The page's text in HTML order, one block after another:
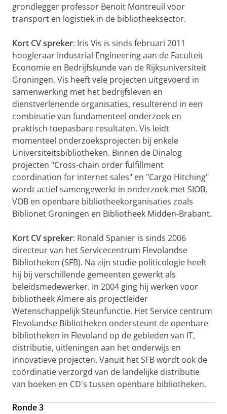
grondlegger professor Benoit Montreuil voor
transport en logistiek in de bibliotheeksector.
Kort CV spreker: Iris Vis is sinds februari 2011
hoogleraar Industrial Engineering aan de Faculteit
Economie en Bedrijfskunde van de Rijksuniversiteit
Groningen. Vis heeft vele projecten uitgevoerd in
samenwerking met het bedrijfsleven en
dienstverlenende organisaties, resulterend in een
combinatie van fundamenteel onderzoek en
praktisch toepasbare resultaten. Vis leidt
momenteel onderzoeksprojecten bij enkele
Universiteitsbibliotheken. Binnen de Dinalog
projecten "Cross-chain order fulfillment
coordination for internet sales" en "Cargo Hitching"
wordt actief samengewerkt in onderzoek met SIOB,
VOB en openbare bibliotheekorganisaties zoals
Biblionet Groningen en Bibliotheek Midden-Brabant.
Kort CV spreker: Ronald Spanier is sinds 2006
directeur van het Servicecentrum Flevolandse
Bibliotheken (SFB). Na zijn studie politicologie heeft
hij bij verschillende gemeenten gewerkt als
beleidsmedewerker. In 2004 ging hij werken voor
bibliotheek Almere als projectleider
Wetenschappelijk Steunfunctie. Het Service centrum
Flevolandse Bibliotheken ondersteunt de openbare
bibliotheken in Flevoland op de gebieden van IT,
distributie, uitleningen aan het onderwijs en
innovatieve projecten. Vanuit het SFB wordt ook de
coördinatie verzorgd van de landelijke distributie
van boeken en CD's tussen openbare bibliotheken.
Ronde 3